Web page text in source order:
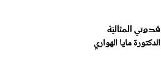
قدوتي المثاليّة
الدكتورة مايا الهواري